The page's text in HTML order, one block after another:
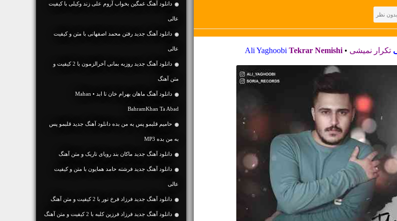
بدون نظر
تکرار نمیشی •
Ali Yaghoobi Tekrar Nemishi
دانلود آهنگ غمگین بخواب آروم علی زند وکیلی با کیفیت
عالی
دانلود آهنگ جديد رفتن محمد اصفهانی با متن و کیفیت
عالی
دانلود آهنگ جديد روزبه بمانی آخرالزمون با 2 کیفیت و
متن آهنگ
دانلود آهنگ ماهان بهرام خان تا ابد • Mahan
BahramKhan Ta Abad
حامیم قلبمو پس به من بده دانلود آهنگ جدید قلبمو پس
به من بده MP3
دانلود آهنگ جديد ماکان بند رویای تاریک و متن آهنگ
دانلود آهنگ جديد فرشته حامد همایون با متن و کیفیت
عالی
دانلود آهنگ جديد فرزاد فرخ نور با 2 کیفیت و متن آهنگ
دانلود آهنگ جديد فرزاد فرزین کلبه با 2 کیفیت و متن آهنگ